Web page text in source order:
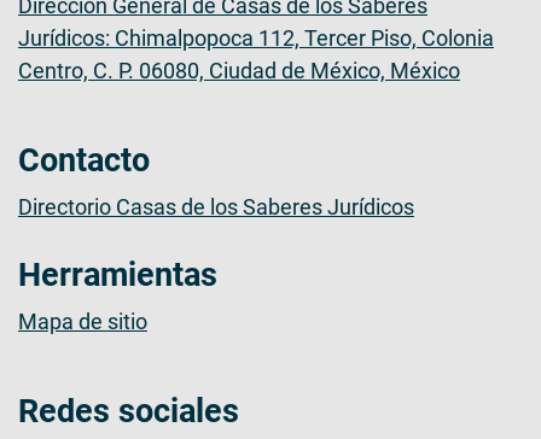
Dirección General de Casas de los Saberes
Jurídicos: Chimalpopoca 112, Tercer Piso, Colonia
Centro, C. P. 06080, Ciudad de México, México
Contacto
Directorio Casas de los Saberes Jurídicos
Herramientas
Mapa de sitio
Redes sociales